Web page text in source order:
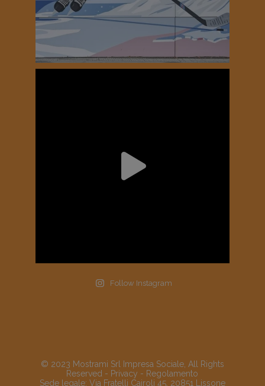
Follow Instagram
© 2023 Mostrami Srl Impresa Sociale, All Rights
Reserved - Privacy - Regolamento
Sede legale: Via Fratelli Cairoli 45, 20851 Lissone